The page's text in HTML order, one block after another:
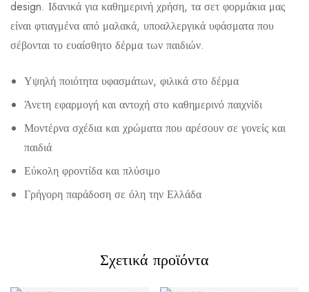
design. Ιδανικά για καθημερινή χρήση, τα σετ φορμάκια μας
είναι φτιαγμένα από μαλακά, υποαλλεργικά υφάσματα που
σέβονται το ευαίσθητο δέρμα των παιδιών.
Υψηλή ποιότητα υφασμάτων, φιλικά στο δέρμα
Άνετη εφαρμογή και αντοχή στο καθημερινό παιχνίδι
Μοντέρνα σχέδια και χρώματα που αρέσουν σε γονείς και
παιδιά
Εύκολη φροντίδα και πλύσιμο
Γρήγορη παράδοση σε όλη την Ελλάδα
Αποστολή σε επαρχία: 3,90€
Αντικαταβολή: 2,50€
Σχετικά προϊόντα